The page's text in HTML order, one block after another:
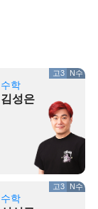
수학
김성은
고3 N수
수학
고3 N수